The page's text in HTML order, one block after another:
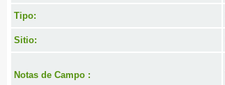
Tipo:
Sitio:
Notas de Campo :